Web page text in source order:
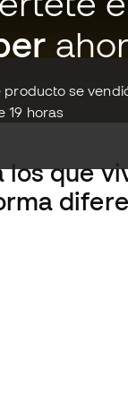
producto se
19 horas
que